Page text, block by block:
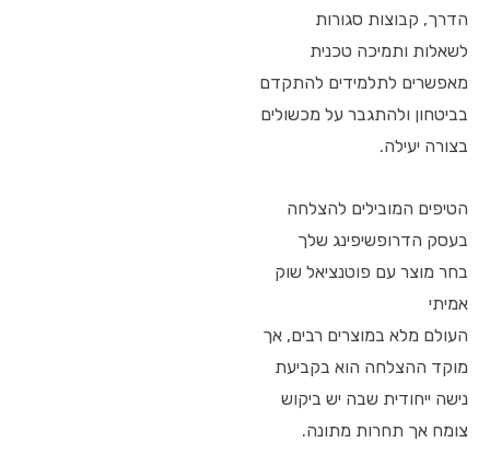
הדרך, קבוצות סגורות
לשאלות ותמיכה טכנית
מאפשרים לתלמידים להתקדם
בביטחון ולהתגבר על מכשולים
בצורה יעילה.
הטיפים המובילים להצלחה
בעסק הדרופשיפינג שלך
בחר מוצר עם פוטנציאל שוק
אמיתי
העולם מלא במוצרים רבים, אך
מוקד ההצלחה הוא בקביעת
נישה ייחודית שבה יש ביקוש
צומח אך תחרות מתונה.